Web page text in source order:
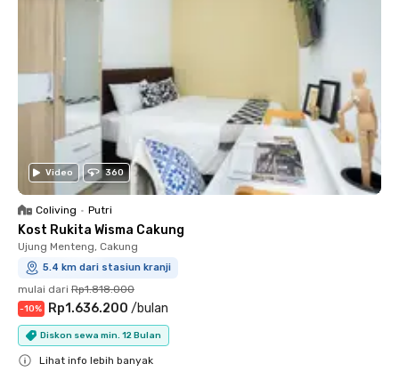
Video 360
Coliving • Putri
Kost Rukita Wisma Cakung
Ujung Menteng, Cakung
5.4 km dari stasiun kranji
mulai dari Rp1.818.000
-10% Rp1.636.200 /bulan
Diskon sewa min. 12 Bulan
Lihat info lebih banyak